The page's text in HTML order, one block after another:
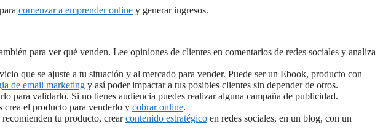
para comenzar a emprender online y generar ingresos.
para ver qué venden. Lee opiniones de clientes en comentarios de redes sociales y analiza
que se ajuste a tu situación y al mercado para vender. Puede ser un Ebook, producto con
de email marketing y así poder impactar a tus posibles clientes sin depender de otros.
para validarlo. Si no tienes audiencia puedes realizar alguna campaña de publicidad.
crea el producto para venderlo y cobrar online.
tu producto, crearcontenido estratégico en redes sociales, en un blog, con un